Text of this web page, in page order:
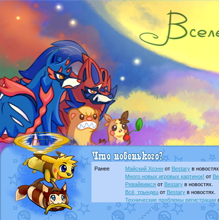
Ранее Майский Хоэнн от Bestary в
Много новых игровых картинок! от
Ревайвимся от Bestary в новостях.
Всё, трындец от Bestary в новостях.
Технические проблемы регистрации
доброе утро славянеот Dakkuв
Йолда и Мимикьюот MavisNyanCat